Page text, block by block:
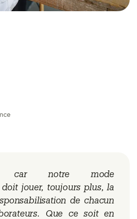
car notre mode
doit jouer, toujours plus, la
de chacun
Que ce soit en